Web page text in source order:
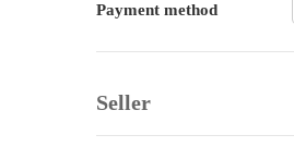
Payment method
Seller